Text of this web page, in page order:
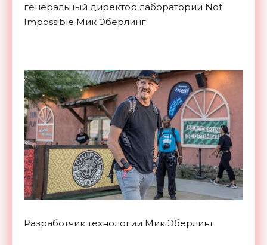
генеральный директор лаборатории Not
Impossible Мик Эберлинг.
Разработчик технологии Мик Эберлинг